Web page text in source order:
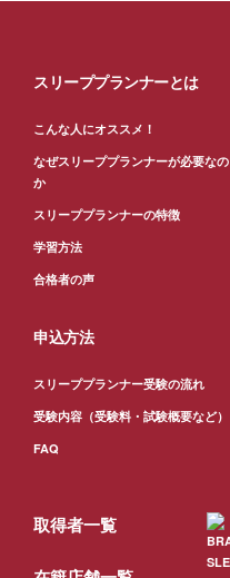
スリーププランナーとは
こんな人にオススメ！
なぜスリーププランナーが必要なの
か
スリーププランナーの特徴
学習方法
合格者の声
申込方法
スリーププランナー受験の流れ
受験内容（受験料・試験概要など）
FAQ
取得者一覧